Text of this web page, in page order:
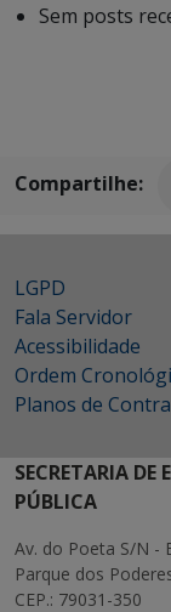
Sem posts
Compartilhe:
LGPD
Fala Servidor
Acessibilidade
Ordem
Planos de
SECRETARIA DE
PÚBLICA
Av. do Poeta S/N -
Parque dos
CEP.: 79031-350